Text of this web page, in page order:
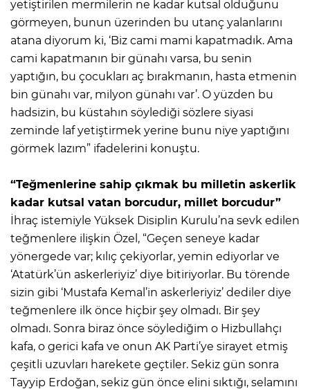
yetiştirilen mermilerin ne kadar kutsal olduğunu
görmeyen, bunun üzerinden bu utanç yalanlarını
atana diyorum ki, ‘Biz cami mami kapatmadık. Ama
cami kapatmanın bir günahı varsa, bu senin
yaptığın, bu çocukları aç bırakmanın, hasta etmenin
bin günahı var, milyon günahı var’. O yüzden bu
hadsizin, bu küstahın söylediği sözlere siyasi
zeminde laf yetiştirmek yerine bunu niye yaptığını
görmek lazım” ifadelerini konuştu.
“Teğmenlerine sahip çıkmak bu milletin askerlik
kadar kutsal vatan borcudur, millet borcudur”
İhraç istemiyle Yüksek Disiplin Kurulu’na sevk edilen
teğmenlere ilişkin Özel, “Geçen seneye kadar
yönergede var; kılıç çekiyorlar, yemin ediyorlar ve
‘Atatürk’ün askerleriyiz’ diye bitiriyorlar. Bu törende
sizin gibi ‘Mustafa Kemal’in askerleriyiz’ dediler diye
teğmenlere ilk önce hiçbir şey olmadı. Bir şey
olmadı. Sonra biraz önce söylediğim o Hizbullahçı
kafa, o gerici kafa ve onun AK Parti’ye sirayet etmiş
çeşitli uzuvları harekete geçtiler. Sekiz gün sonra
Tayyip Erdoğan, sekiz gün önce elini sıktığı, selamını